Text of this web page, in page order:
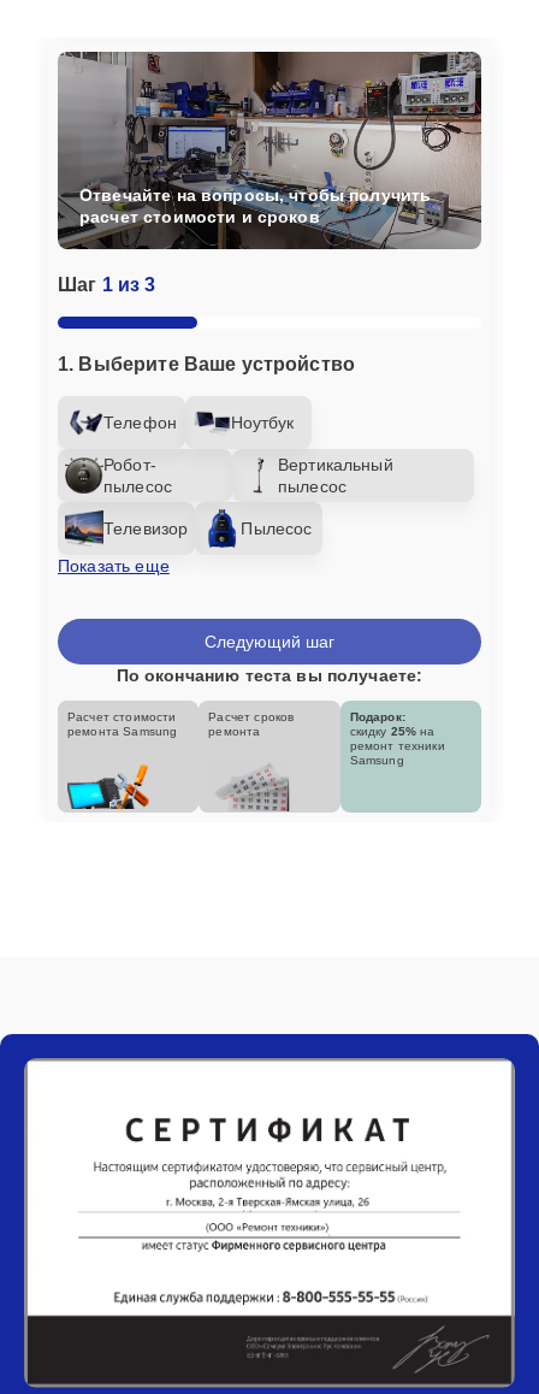
Шаг 1 из 3
1. Выберите Ваше устройство
Телефон Ноутбук
Робот-
пылесос
Вертикальный
пылесос
Телевизор
Пылесос
Показать еще
Отвечайте на вопросы, чтобы получить
расчет стоимости и сроков
Следующий шаг
По окончанию теста вы получаете:
Расчет стоимости
ремонта Samsung
Расчет сроков
ремонта
Подарок:
скидку 25% на
ремонт техники
Samsung